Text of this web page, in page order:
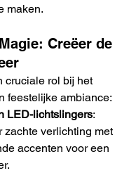
maken.
Creëer de
cruciale rol bij het
feestelijke ambiance:
LED-lichtslingers:
zachte verlichting met
accenten voor een